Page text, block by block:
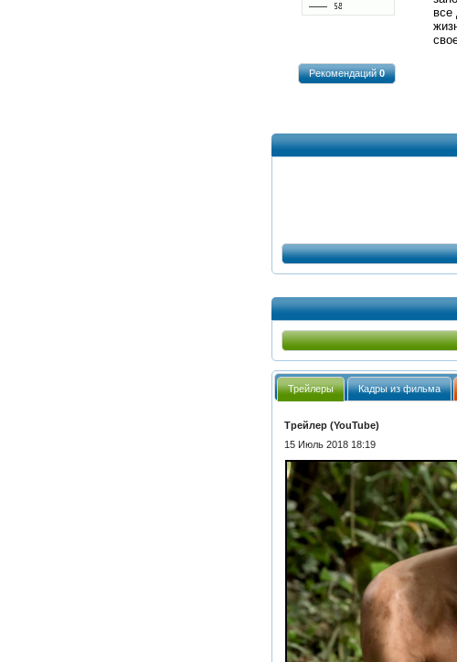
Рекомендаций0
все
Трейлеры Кадры из фильма
Трейлер (YouTube)
15 Июль 2018 18:19